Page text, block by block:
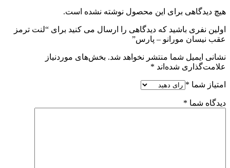
هیچ دیدگاهی برای این محصول نوشته نشده است.
اولین نفری باشید که دیدگاهی را ارسال می کنید برای “لنت ترمز
عقب نیسان مورانو – پارس”
نشانی ایمیل شما منتشر نخواهد شد. بخش‌های موردنیاز
علامت‌گذاری شده‌اند *
امتیاز شما *
دیدگاه شما *